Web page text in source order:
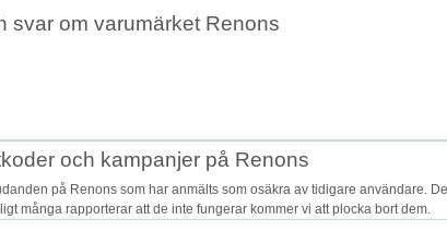
svar om varumärket Renons
och kampanjer på Renons
på Renons som har anmälts som osäkra av tidigare användare.
många rapporterar att de inte fungerar kommer vi att plocka bort dem.